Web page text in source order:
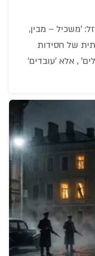
'משכיל – מבין,
של חסידות
, אלא 'עובדים'